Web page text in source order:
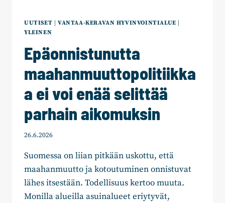
UUTISET VANTAA-KERAVAN HYVINVOINTIALUE
YLEINEN
Epäonnistunutta
maahanmuuttopolitiikka
a ei voi enää selittää
parhain aikomuksin
26.6.2026
Suomessa on liian pitkään uskottu, että
maahanmuutto ja kotoutuminen onnistuvat
lähes itsestään. Todellisuus kertoo muuta.
Monilla alueilla asuinalueet eriytyvät,